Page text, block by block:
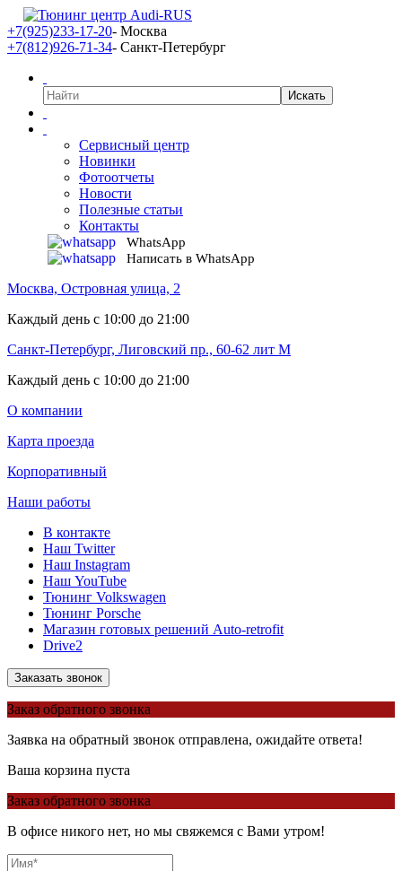
+7(925)233-17-20- Москва
+7(812)926-71-34- Санкт-Петербург
Сервисный центр
Новинки
Фотоотчеты
Новости
Полезные статьи
Контакты
WhatsApp
Написать в WhatsApp
Москва, Островная улица, 2
Каждый день с 10:00 до 21:00
Санкт-Петербург, Лиговский пр., 60-62 лит М
Каждый день с 10:00 до 21:00
О компании
Карта проезда
Корпоративный
Наши работы
В контакте
Наш Twitter
Наш Instagram
Наш YouTube
Тюнинг Volkswagen
Тюнинг Porsche
Магазин готовых решений Auto-retrofit
Drive2
Заказать звонок
Заказ обратного звонка
Заявка на обратный звонок отправлена, ожидайте ответа!
Ваша корзина пуста
Заказ обратного звонка
В офисе никого нет, но мы свяжемся с Вами утром!